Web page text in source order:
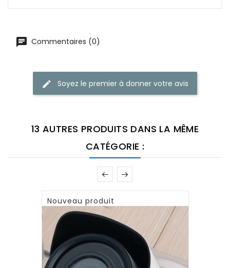
Commentaires (0)
Soyez le premier à donner votre avis
13 AUTRES PRODUITS DANS LA MÊME
CATÉGORIE :
Nouveau produit